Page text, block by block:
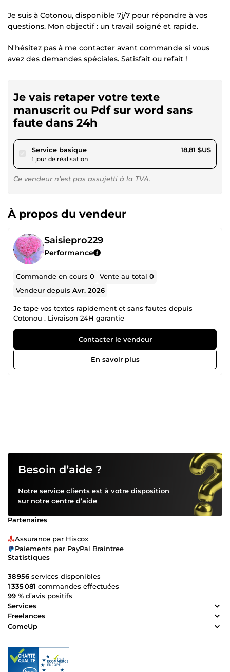
Je suis à Cotonou, disponible 7j/7 pour répondre à vos
questions. Mon objectif : un travail soigné et rapide.
N'hésitez pas à me contacter avant commande si vous
avez des demandes spéciales. Satisfait ou refait !
Je vais retaper votre texte
manuscrit ou Pdf sur word sans
faute dans 24h
Service basiquepour 17,33 $US
1 jour de réalisation
18,81 $US
Ce vendeur n’est pas assujetti à la TVA.
À propos du vendeur
Saisiepro229
Performance
Commande en cours0 Vente au total0
Vendeur depuisAvr. 2026
Je tape vos textes rapidement et sans fautes depuis
Cotonou . Livraison 24H garantie
Contacter le vendeur
En savoir plus
Besoin d’aide ?
Notre service clients est à votre disposition
sur notre centre d’aide
Partenaires
Assurance par Hiscox
Paiements par PayPal Braintree
Statistiques
38 956 services disponibles
1 335 081 commandes effectuées
99 % d’avis positifs
Services
Freelances
ComeUp